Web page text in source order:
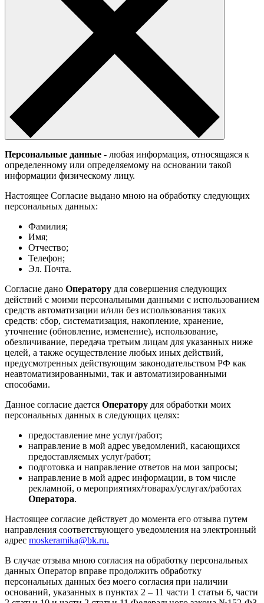
Персональные данные - любая информация, относящаяся к
определенному или определяемому на основании такой
информации физическому лицу.
Настоящее Согласие выдано мною на обработку следующих
персональных данных:
Фамилия;
Имя;
Отчество;
Телефон;
Эл. Почта.
Согласие дано Оператору для совершения следующих
действий с моими персональными данными с использованием
средств автоматизации и/или без использования таких
средств: сбор, систематизация, накопление, хранение,
уточнение (обновление, изменение), использование,
обезличивание, передача третьим лицам для указанных ниже
целей, а также осуществление любых иных действий,
предусмотренных действующим законодательством РФ как
неавтоматизированными, так и автоматизированными
способами.
Данное согласие дается Оператору для обработки моих
персональных данных в следующих целях:
предоставление мне услуг/работ;
направление в мой адрес уведомлений, касающихся
предоставляемых услуг/работ;
подготовка и направление ответов на мои запросы;
направление в мой адрес информации, в том числе
рекламной, о мероприятиях/товарах/услугах/работах
Оператора.
Настоящее согласие действует до момента его отзыва путем
направления соответствующего уведомления на электронный
адрес moskeramika@bk.ru.
В случае отзыва мною согласия на обработку персональных
данных Оператор вправе продолжить обработку
персональных данных без моего согласия при наличии
оснований, указанных в пунктах 2 – 11 части 1 статьи 6, части